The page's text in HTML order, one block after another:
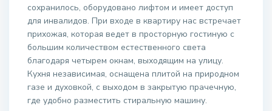
сохранилось, оборудовано лифтом и имеет доступ
для инвалидов. При входе в квартиру нас встречает
прихожая, которая ведет в просторную гостиную с
большим количеством естественного света
благодаря четырем окнам, выходящим на улицу.
Кухня независимая, оснащена плитой на природном
газе и духовкой, с выходом в закрытую прачечную,
где удобно разместить стиральную машину.